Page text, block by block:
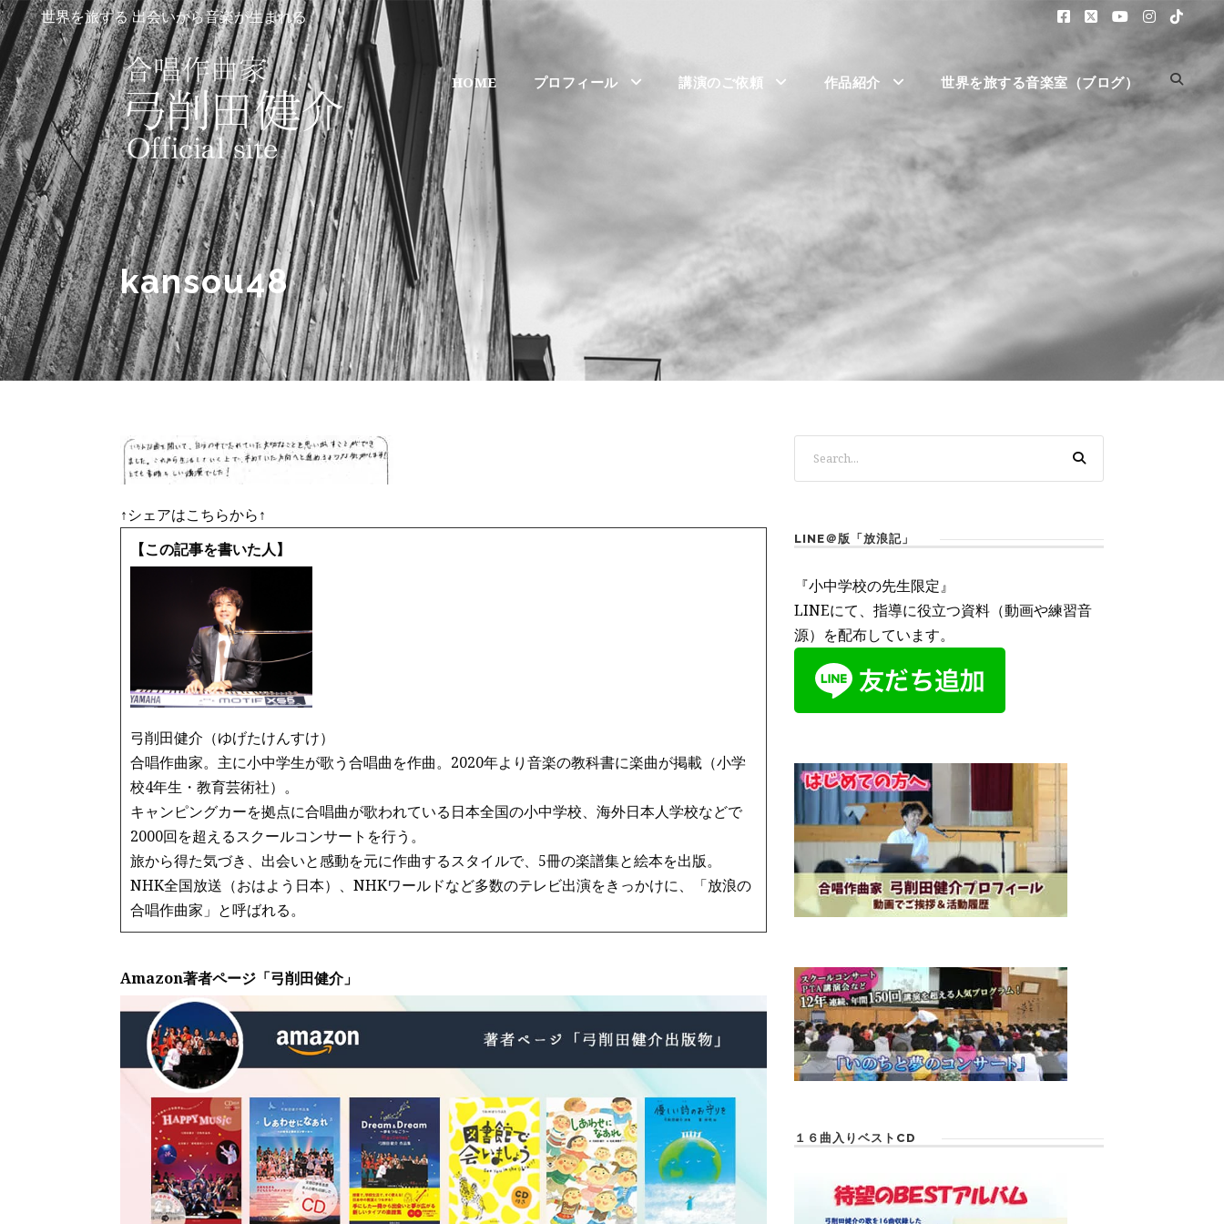
世界を旅する 出会いから音楽が生まれる
HOME プロフィール 講演のご依頼 作品紹介 世界を旅する音楽室（ブログ）
kansou48
↑シェアはこちらから↑
【この記事を書いた人】
弓削田健介（ゆげたけんすけ）
合唱作曲家。主に小中学生が歌う合唱曲を作曲。2020年より音楽の教科書に楽曲が掲載（小学
校4年生・教育芸術社）。
キャンピングカーを拠点に合唱曲が歌われている日本全国の小中学校、海外日本人学校などで
2000回を超えるスクールコンサートを行う。
旅から得た気づき、出会いと感動を元に作曲するスタイルで、5冊の楽譜集と絵本を出版。
NHK全国放送（おはよう日本）、NHKワールドなど多数のテレビ出演をきっかけに、「放浪の
合唱作曲家」と呼ばれる。
Amazon著者ページ「弓削田健介」
LINE＠版「放浪記」
『小中学校の先生限定』
LINEにて、指導に役立つ資料（動画や練習音
源）を配布しています。
１６曲入りベストCD